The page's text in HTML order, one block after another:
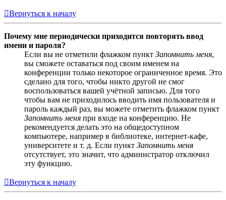
Вернуться к началу
Почему мне периодически приходится повторять ввод
имени и пароля?
Если вы не отметили флажком пункт Запомнить меня,
вы сможете оставаться под своим именем на
конференции только некоторое ограниченное время. Это
сделано для того, чтобы никто другой не смог
воспользоваться вашей учётной записью. Для того
чтобы вам не приходилось вводить имя пользователя и
пароль каждый раз, вы можете отметить флажком пункт
Запомнить меня при входе на конференцию. Не
рекомендуется делать это на общедоступном
компьютере, например в библиотеке, интернет-кафе,
университете и т. д. Если пункт Запомнить меня
отсутствует, это значит, что администратор отключил
эту функцию.
Вернуться к началу